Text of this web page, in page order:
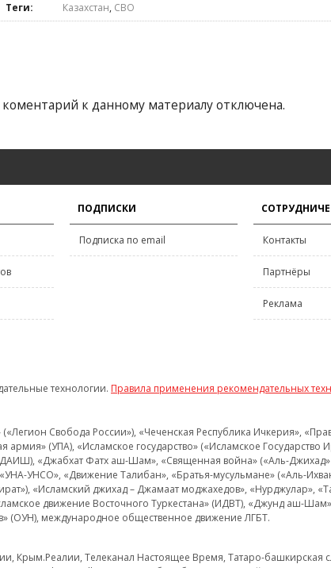
Теги: Казахстан, СВО
к данному материалу отключена.
ПОДПИСКИ
Подписка по email Контакты
Партнёры
Реклама
технологии. Правила применения рекомендательных
Свобода России»), «Чеченская Республика Ичкерия»,
армия» (УПА), «Исламское государство» («Исламское
«Джабхат Фатх аш-Шам», «Священная война» («Аль-Джихад»
УНСО», «Движение Талибан», «Братья-мусульмане» («Аль-
«Исламский джихад – Джамаат моджахедов», «Нурджулар»,
движение Восточного Туркестана» (ИДВТ), «Джунд аш-
(ОУН), международное общественное движение ЛГБТ.
Крым.Реалии, Телеканал Настоящее Время, Татаро-